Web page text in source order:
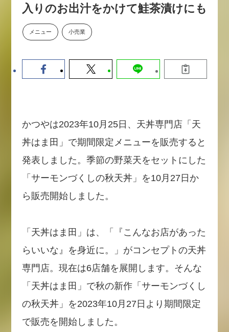
2026-08-07
入りのお出汁をかけて鮭茶漬けにも
メニュー 小売業
かつやは2023年10月25日、天丼専門店「天
丼はま田」で期間限定メニューを販売すると
発表しました。季節の野菜天をセットにした
「サーモンづくしの秋天丼」を10月27日か
ら販売開始しました。
「天丼はま田」は、「『こんなお店があった
らいいな』を身近に。」がコンセプトの天丼
専門店。現在は6店舗を展開します。そんな
「天丼はま田」で秋の新作「サーモンづくし
の秋天丼」を2023年10月27日より期間限定
で販売を開始しました。